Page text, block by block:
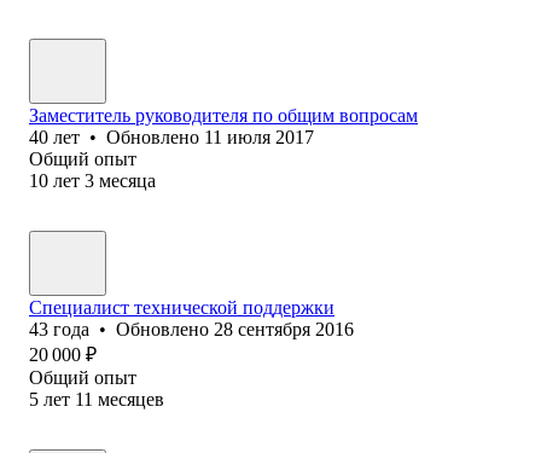
Заместитель руководителя по общим вопросам
40 лет • Обновлено 11 июля 2017
Общий опыт
10 лет 3 месяца
Специалист технической поддержки
43 года • Обновлено 28 сентября 2016
20 000 ₽
Общий опыт
5 лет 11 месяцев